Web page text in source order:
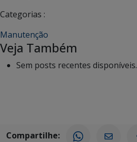
Categorias :
Manutenção
Veja Também
Sem posts recentes disponíveis.
Compartilhe: